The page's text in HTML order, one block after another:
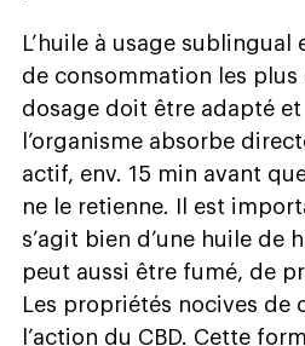
L’huile à usage
de consommation les plus
dosage doit être adapté
l’organisme absorbe
actif, env. 15 min avant
ne le retienne. Il est
s’agit bien d’une huile de
peut aussi être fumé, de
Les propriétés nocives de
l’action du CBD. Cette